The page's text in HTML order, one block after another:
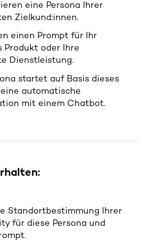
eine Persona Ihrer
Zielkund:innen.
einen Prompt für Ihr
Produkt oder Ihre
Dienstleistung.
startet auf Basis dieses
automatische
mit einem Chatbot.
Standortbestimmung Ihrer
für diese Persona und